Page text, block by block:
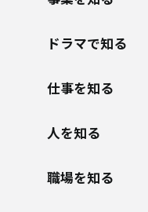
ドラマで知る
仕事を知る
人を知る
職場を知る